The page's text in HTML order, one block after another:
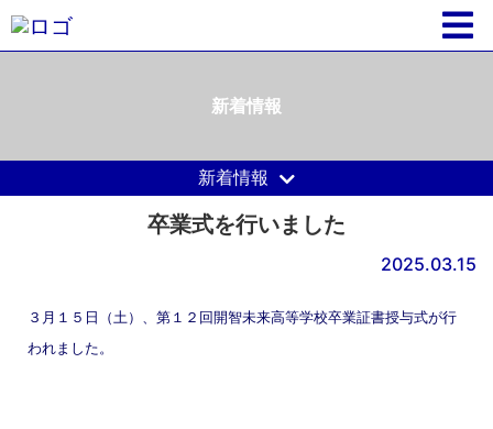
新着情報
新着情報
卒業式を行いました
2025.03.15
３月１５日（土）、 第１２回開智未来高等学校卒業証書授与式が行
われました。